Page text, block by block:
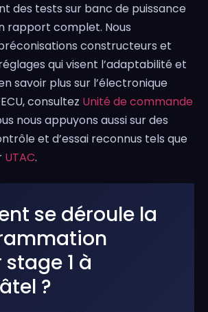
des tests sur banc de puissance
rapport complet. Nous
constructeurs et
qui visent l’adaptabilité et
savoir plus sur l’électronique
consultez Unité de commande
nous appuyons aussi sur des
et d’essai reconnus tels que
UTAC.
se déroule la
1 à
?